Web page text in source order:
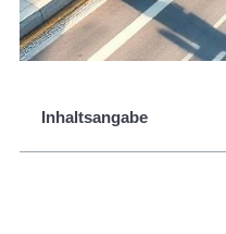
Inhaltsangabe